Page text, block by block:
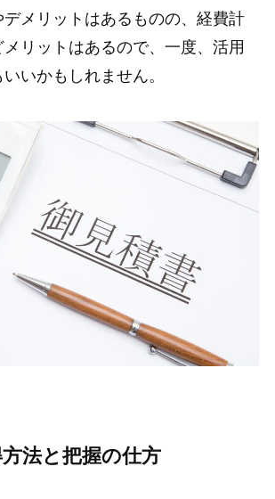
メリットはあるものの、経費計
メリットはあるので、一度、活用
いかもしれません。
法と把握の仕方